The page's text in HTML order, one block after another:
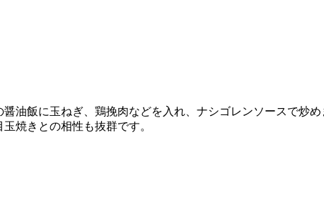
油飯に玉ねぎ、鶏挽肉などを入れ、ナシゴレンソースで炒
焼きとの相性も抜群です。